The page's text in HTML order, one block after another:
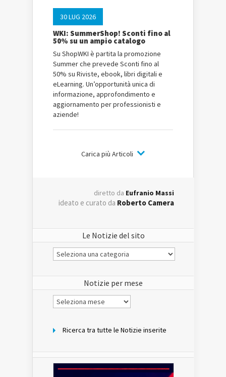
30 LUG 2026
WKI: SummerShop! Sconti fino al
50% su un ampio catalogo
Su ShopWKI è partita la promozione
Summer che prevede Sconti fino al
50% su Riviste, ebook, libri digitali e
eLearning. Un’opportunità unica di
informazione, approfondimento e
aggiornamento per professionisti e
aziende!
Carica più Articoli
diretto da Eufranio Massi
ideato e curato da Roberto Camera
Le Notizie del sito
Le
Notizie
Notizie per mese
Notizie
per
Ricerca tra tutte le Notizie inserite